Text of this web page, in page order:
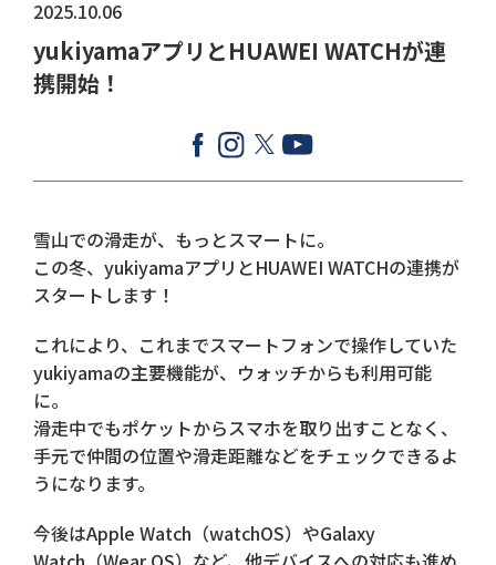
yukiyamaアプリとHUAWEI WATCHが連
携開始！
2025.10.06
雪山での滑走が、もっとスマートに。
この冬、yukiyamaアプリとHUAWEI WATCHの連携が
スタートします！
これにより、これまでスマートフォンで操作していた
yukiyamaの主要機能が、ウォッチからも利用可能
に。
滑走中でもポケットからスマホを取り出すことなく、
手元で仲間の位置や滑走距離などをチェックできるよ
うになります。
今後はApple Watch（watchOS）やGalaxy